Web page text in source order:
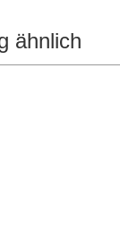
ähnlich